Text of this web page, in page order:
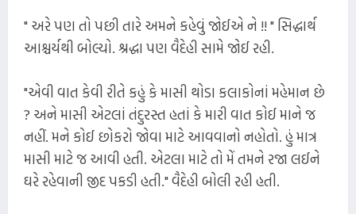
" અરે પણ તો પછી તારે અમને કહેવું જોઈએ ને !! " સિદ્ધાર્થ
આશ્ચર્યથી બોલ્યો. શ્રદ્ધા પણ વૈદેહી સામે જોઈ રહી.
"એવી વાત કેવી રીતે કહું કે માસી થોડા કલાકોનાં મહેમાન છે
? અને માસી એટલાં તંદુરસ્ત હતાં કે મારી વાત કોઈ માને જ
નહીં. મને કોઈ છોકરો જોવા માટે આવવાનો નહોતો. હું માત્ર
માસી માટે જ આવી હતી. એટલા માટે તો મેં તમને રજા લઈને
ઘરે રહેવાની જીદ પકડી હતી." વૈદેહી બોલી રહી હતી.